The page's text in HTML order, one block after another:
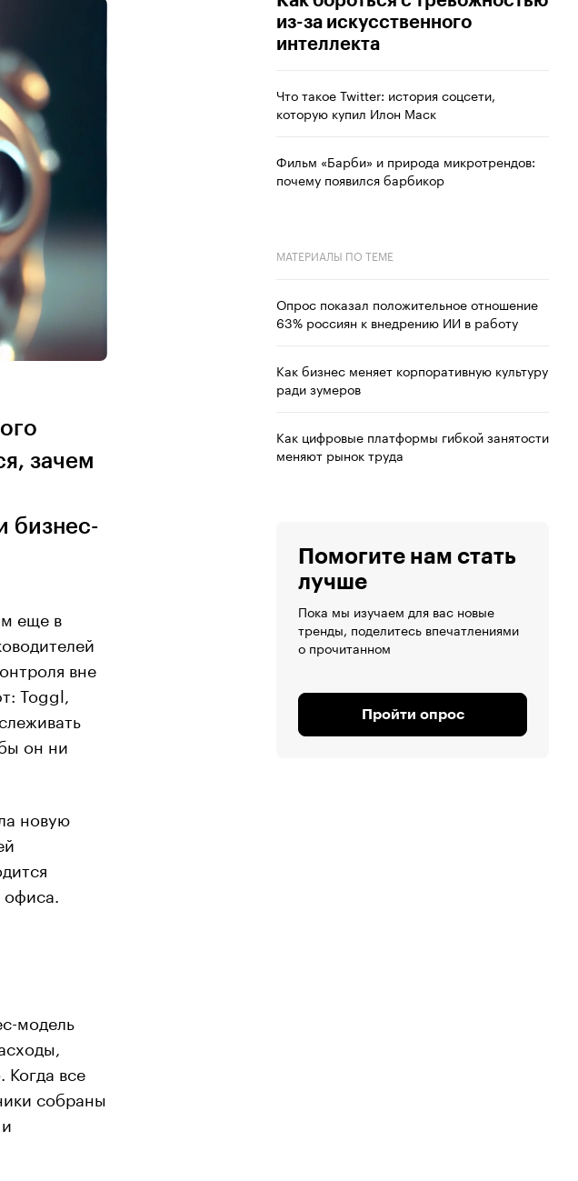
зачем
бизнес-
еще в
вне
Toggl,
он ни
новую
модель
Когда все
собраны
из-за искусственного
интеллекта
Что такое Twitter: история соцсети,
которую купил Илон Маск
Фильм «Барби» и природа микротрендов:
почему появился барбикор
МАТЕРИАЛЫ ПО ТЕМЕ
Опрос показал положительное отношение
63% россиян к внедрению ИИ в работу
Как бизнес меняет корпоративную культуру
ради зумеров
Как цифровые платформы гибкой занятости
меняют рынок труда
Помогите нам стать
лучше
Пока мы изучаем для вас новые
тренды, поделитесь впечатлениями
о прочитанном
Пройти опрос